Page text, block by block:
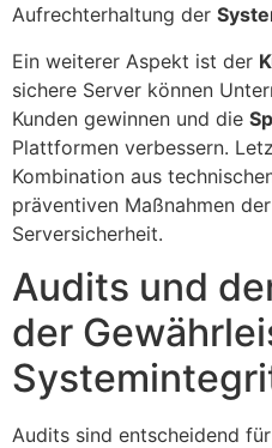
Aufrechterhaltung der
Ein weiterer Aspekt ist der
sichere Server können
Kunden gewinnen und die
Plattformen verbessern.
Kombination aus
präventiven Maßnahmen
Serversicherheit.
Audits und
der
Audits sind entscheidend